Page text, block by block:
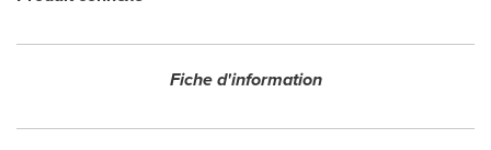
Fiche d'information